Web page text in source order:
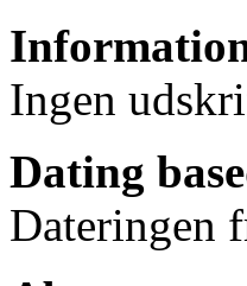
Ingen
Dating
Dateringen